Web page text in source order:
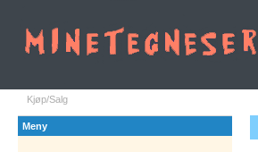
Kjøp/Salg
Meny